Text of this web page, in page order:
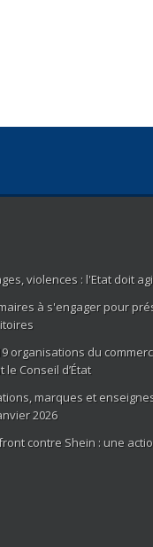
violences : l'Etat doit
à s'engager pour
organisations du
Conseil d’État
marques et
2026
contre Shein : une